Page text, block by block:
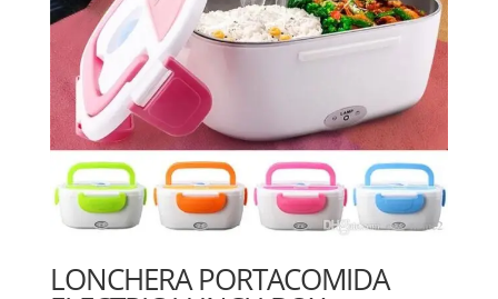
LONCHERA PORTACOMIDA